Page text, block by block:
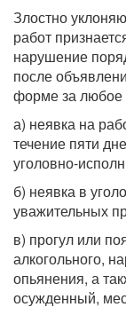
Злостно
работ
нарушение
после
форме за любое
а) неявка на
течение пяти
уголовно-
б) неявка в
уважительных
в) прогул или
алкогольного,
опьянения, а
осужденный,